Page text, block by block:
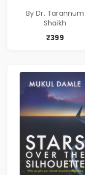
Tarannum
| Pre-Order
By Dr. Tarannum
Shaikh
₹399